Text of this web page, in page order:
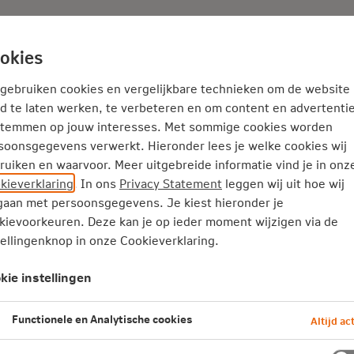
Adviseur Nieuws
Service en Contact
Samenwonen Samen sparen als je samenwoont? Dat zit
sparen als je
zit zo
samenwoont, heb je samen vaak ook spaardoelen.
aan een nieuwe bank, mooie vakantie of
Maar hoe doe je dat, samen sparen? Hoeveel
opzij? En hoe houd je het samen leuk? We
cookies en vergelijkbare technieken om de website
te laten werken, te verbeteren en om content en
op jouw interesses. Met sommige cookies worden
verwerkt. Hieronder lees je welke cookies wij
en waarvoor. Meer uitgebreide informatie vind je in
. In ons Privacy Statement leggen wij uit hoe wij
met persoonsgegevens. Je kiest hieronder je
Deze kan je op ieder moment wijzigen via de
in onze Cookieverklaring.
instellingen
Functionele en Analytische cookies Altijd